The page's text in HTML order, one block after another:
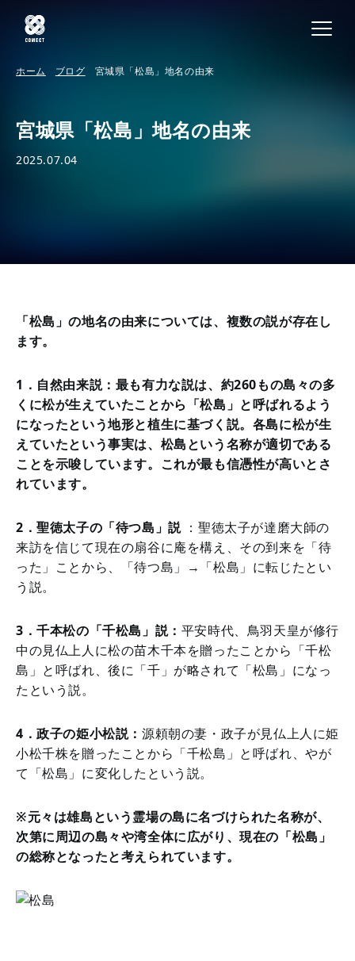
ホーム ブログ 宮城県「松島」地名の由来
宮城県「松島」地名の由来
2025.07.04
「松島」の地名の由来については、複数の説が存在し
ます。
1．自然由来説：最も有力な説は、約260もの島々の多
くに松が生えていたことから「松島」と呼ばれるよう
になったという地形と植生に基づく説。各島に松が生
えていたという事実は、松島という名称が適切である
ことを示唆しています。これが最も信憑性が高いとさ
れています。
2．聖徳太子の「待つ島」説：聖徳太子が達磨大師の
来訪を信じて現在の扇谷に庵を構え、その到来を「待
った」ことから、「待つ島」→「松島」に転じたとい
う説。
3．千本松の「千松島」説： 平安時代、鳥羽天皇が修行
中の見仏上人に松の苗木千本を贈ったことから「千松
島」と呼ばれ、後に「千」が略されて「松島」になっ
たという説。
4．政子の姫小松説： 源頼朝の妻・政子が見仏上人に姫
小松千株を贈ったことから「千松島」と呼ばれ、やが
て「松島」に変化したという説。
※元々は雄島という霊場の島に名づけられた名称が、
次第に周辺の島々や湾全体に広がり、現在の「松島」
の総称となったと考えられています。